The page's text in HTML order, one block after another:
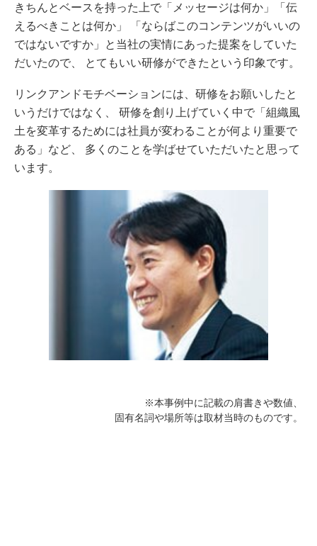
きちんとベースを持った上で「メッセージは何か」「伝
えるべきことは何か」 「ならばこのコンテンツがいいの
ではないですか」と当社の実情にあった提案をしていた
だいたので、 とてもいい研修ができたという印象です。
リンクアンドモチベーションには、研修をお願いしたと
いうだけではなく、 研修を創り上げていく中で「組織風
土を変革するためには社員が変わることが何より重要で
ある」など、 多くのことを学ばせていただいたと思って
います。
※本事例中に記載の肩書きや数値、
固有名詞や場所等は取材当時のものです。